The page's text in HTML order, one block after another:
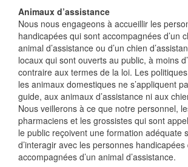
Animaux d’assistance
Nous nous engageons à accueillir les
handicapées qui sont accompagnées d’un
animal d’assistance ou d’un chien
locaux qui sont ouverts au public, à moins
contraire aux termes de la loi. Les
les animaux domestiques ne s’appliquent
guide, aux animaux d’assistance ni aux
Nous veillerons à ce que notre personnel,
pharmaciens et les grossistes qui sont
le public reçoivent une formation adéquate
d’interagir avec les personnes
accompagnées d’un animal d’assistance.